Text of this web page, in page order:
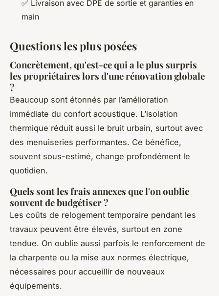
✅ Livraison avec DPE de sortie et garanties en
main
Questions les plus posées
Concrètement, qu'est-ce qui a le plus surpris
les propriétaires lors d'une rénovation globale
?
Beaucoup sont étonnés par l’amélioration
immédiate du confort acoustique. L’isolation
thermique réduit aussi le bruit urbain, surtout avec
des menuiseries performantes. Ce bénéfice,
souvent sous-estimé, change profondément le
quotidien.
Quels sont les frais annexes que l'on oublie
souvent de budgétiser ?
Les coûts de relogement temporaire pendant les
travaux peuvent être élevés, surtout en zone
tendue. On oublie aussi parfois le renforcement de
la charpente ou la mise aux normes électrique,
nécessaires pour accueillir de nouveaux
équipements.